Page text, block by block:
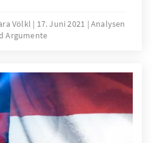
Völkl 17. Juni 2021
Analysen
Argumente